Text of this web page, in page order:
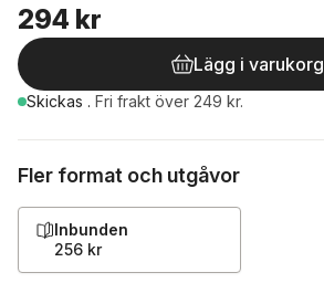
294 kr
Lägg i varukorg
Skickas . Fri frakt över 249 kr.
Fler format och utgåvor
Inbunden
256 kr